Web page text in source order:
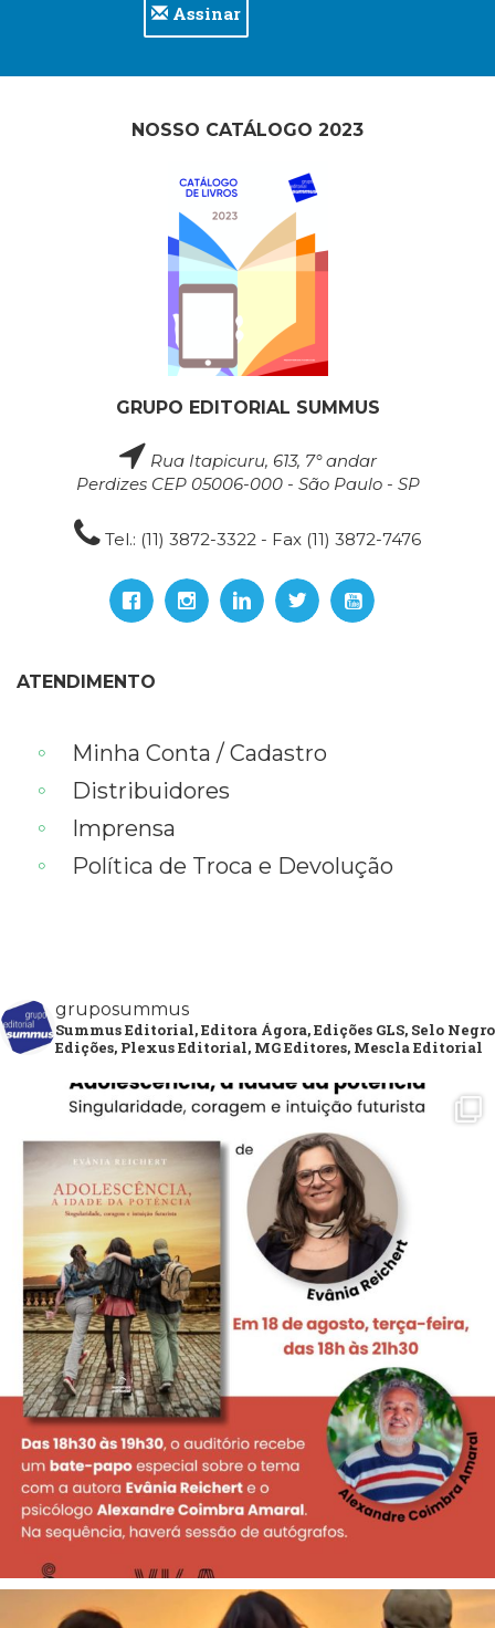
Assinar
NOSSO CATÁLOGO 2023
GRUPO EDITORIAL SUMMUS
Rua Itapicuru, 613, 7° andar
Perdizes CEP 05006-000 - São Paulo - SP
Tel.: (11) 3872-3322 - Fax (11) 3872-7476
ATENDIMENTO
Minha Conta / Cadastro
Distribuidores
Imprensa
Política de Troca e Devolução
gruposummus
Summus Editorial, Editora Ágora, Edições GLS, Selo Negro
Edições, Plexus Editorial, MG Editores, Mescla Editorial